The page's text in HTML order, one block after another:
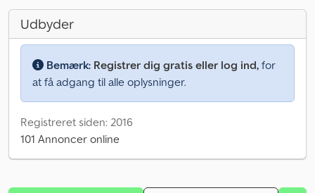
Udbyder
Bemærk: Registrer dig gratis eller log ind, for
at få adgang til alle oplysninger.
Registreret siden: 2016
101 Annoncer online